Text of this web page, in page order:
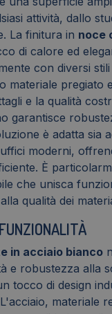
attività, dallo
La finitura in noce
di calore ed
con diversi
materiale pregiato
e la qualità
garantisce
è adatta sia
moderni,
È
che unisca
qualità dei
in acciaio bianco
e robustezza alla
tocco di design
materiale